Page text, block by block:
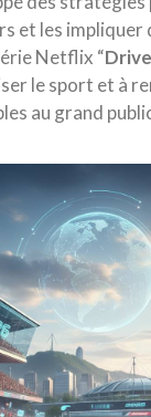
et les impliquer
Netflix “
le sport et à
au grand